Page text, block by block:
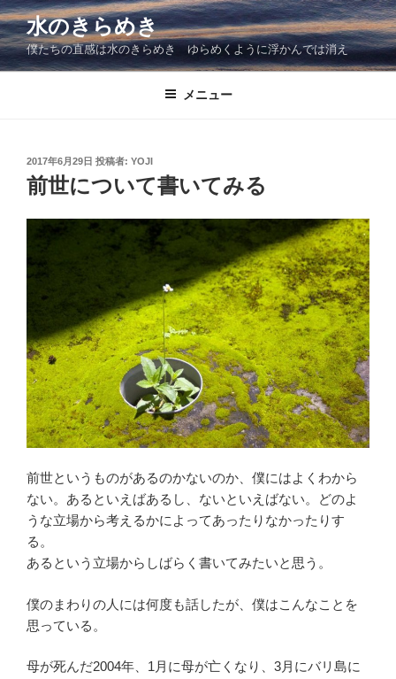
コ
ン
テ
ン
水のきらめき
僕たちの直感は水のきらめき ゆらめくように浮かんでは消え
メニュー
投
稿
日:
2017年6月29日 投稿者: YOJI
前世について書いてみる
前世というものがあるのかないのか、僕にはよくわから
ない。あるといえばあるし、ないといえばない。どのよ
うな立場から考えるかによってあったりなかったりす
る。
あるという立場からしばらく書いてみたいと思う。
僕のまわりの人には何度も話したが、僕はこんなことを
思っている。
母が死んだ2004年、1月に母が亡くなり、3月にバリ島に